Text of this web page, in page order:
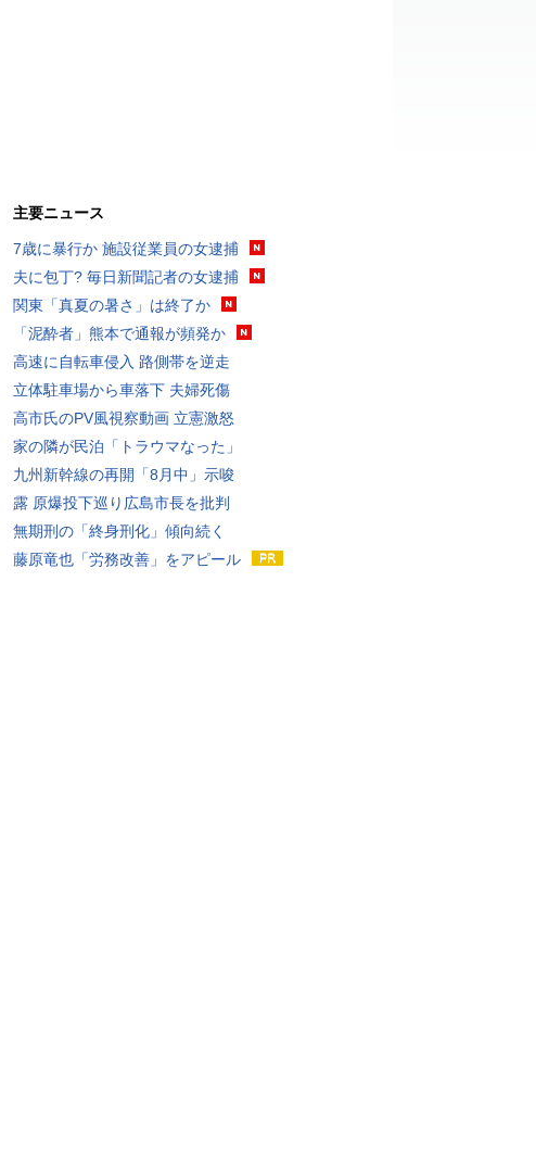
主要ニュース
7歳に暴行か 施設従業員の女逮捕
夫に包丁? 毎日新聞記者の女逮捕
関東「真夏の暑さ」は終了か
「泥酔者」熊本で通報が頻発か
高速に自転車侵入 路側帯を逆走
立体駐車場から車落下 夫婦死傷
高市氏のPV風視察動画 立憲激怒
家の隣が民泊「トラウマなった」
九州新幹線の再開「8月中」示唆
露 原爆投下巡り広島市長を批判
無期刑の「終身刑化」傾向続く
藤原竜也「労務改善」をアピール